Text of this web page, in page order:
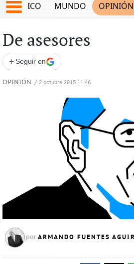
MÉXICO MUNDO OPINIÓN
De asesores
+ Seguir en
OPINIÓN / 2 octubre 2015 11:46
por ARMANDO FUENTES